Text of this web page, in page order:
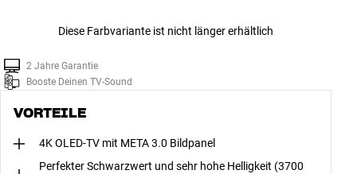
Diese Farbvariante ist nicht länger erhältlich
2 Jahre Garantie
Booste Deinen TV-Sound
VORTEILE
4K OLED-TV mit META 3.0 Bildpanel
Perfekter Schwarzwert und sehr hohe Helligkeit (3700